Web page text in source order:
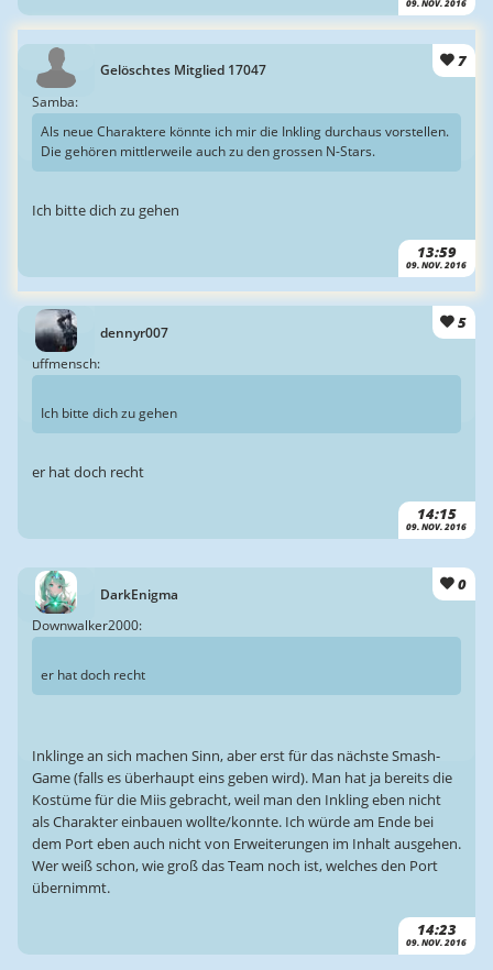
09. NOV. 2016
Gelöschtes Mitglied 17047 7
13:59
09. NOV. 2016
Samba:
Als neue Charaktere könnte ich mir die Inkling durchaus vorstellen.
Die gehören mittlerweile auch zu den grossen N-Stars.
Ich bitte dich zu gehen
dennyr007
5
14:15
09. NOV. 2016
uffmensch:
Ich bitte dich zu gehen
er hat doch recht
DarkEnigma
0
14:23
09. NOV. 2016
Downwalker2000:
er hat doch recht
Inklinge an sich machen Sinn, aber erst für das nächste Smash-
Game (falls es überhaupt eins geben wird). Man hat ja bereits die
Kostüme für die Miis gebracht, weil man den Inkling eben nicht
als Charakter einbauen wollte/konnte. Ich würde am Ende bei
dem Port eben auch nicht von Erweiterungen im Inhalt ausgehen.
Wer weiß schon, wie groß das Team noch ist, welches den Port
übernimmt.